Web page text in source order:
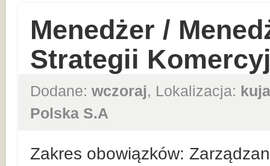
Menedżer /
Strategii
Dodane: wczoraj, Lokalizacja:
Polska S.A
Zakres obowiązków: